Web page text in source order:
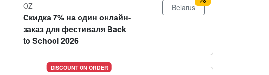
OZ
Скидка 7% на один онлайн-
заказ для фестиваля Back
to School 2026
Belarus
DISCOUNT ON ORDER